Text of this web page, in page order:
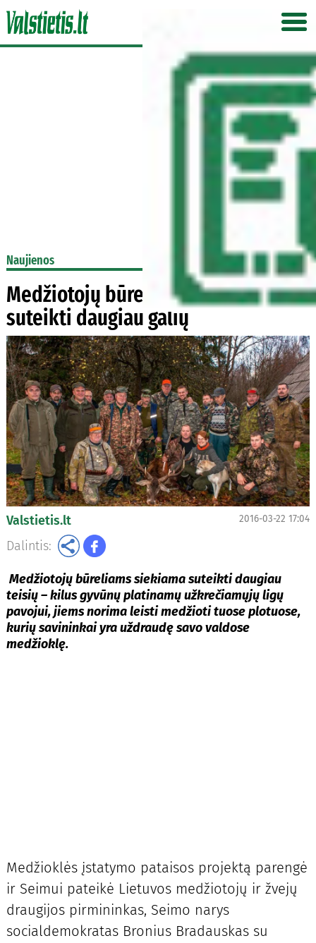
Naujienos
Medžiotojų būreliams norima
suteikti daugiau galių
Valstietis.lt 2016-03-22 17:04
Dalintis:
Medžiotojų būreliams siekiama suteikti daugiau
teisių – kilus gyvūnų platinamų užkrečiamųjų ligų
pavojui, jiems norima leisti medžioti tuose plotuose,
kurių savininkai yra uždraudę savo valdose
medžioklę.
Medžioklės įstatymo pataisos projektą parengė
ir Seimui pateikė Lietuvos medžiotojų ir žvejų
draugijos pirmininkas, Seimo narys
socialdemokratas Bronius Bradauskas su